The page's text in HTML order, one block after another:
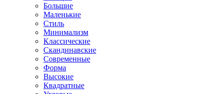
Большие
Маленькие
Стиль
Минимализм
Классические
Скандинавские
Современные
Форма
Высокие
Квадратные